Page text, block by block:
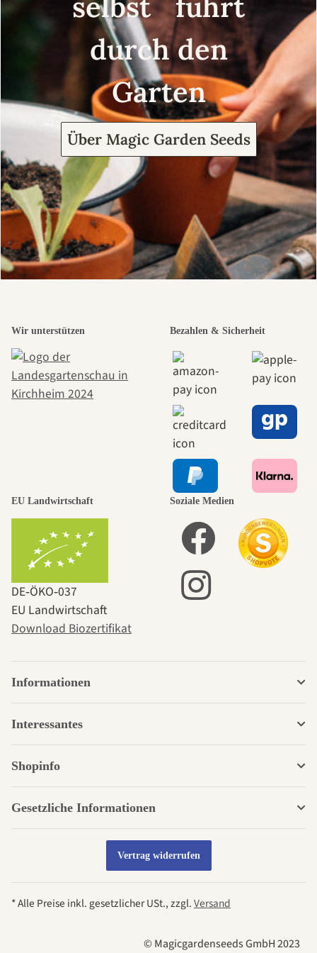
durch den
Garten
Über Magic Garden Seeds
Wir unterstützen Bezahlen & Sicherheit
EU Landwirtschaft
DE‑ÖKO‑037
EU Landwirtschaft
Download Biozertifikat
Soziale Medien
Informationen
Interessantes
Shopinfo
Gesetzliche Informationen
Vertrag widerrufen
* Alle Preise inkl. gesetzlicher USt., zzgl.Versand
© Magicgardenseeds GmbH 2023